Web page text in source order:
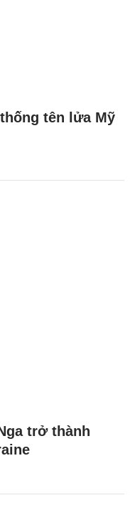
tên lửa Mỹ
trở thành